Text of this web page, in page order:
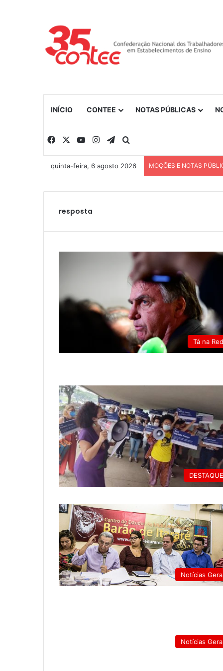
INÍCIO CONTEE NOTAS PÚBLICAS
Facebook YouTubeInstagramTelegram
quinta-feira, 6 agosto 2026 MOÇÕES E NOTAS
resposta
Tá na
Notícias
Notícias